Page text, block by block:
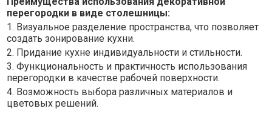
перегородки в виде столешницы:
1. Визуальное разделение пространства, что позволяет
создать зонирование кухни.
2. Придание кухне индивидуальности и стильности.
3. Функциональность и практичность использования
перегородки в качестве рабочей поверхности.
4. Возможность выбора различных материалов и
цветовых решений.